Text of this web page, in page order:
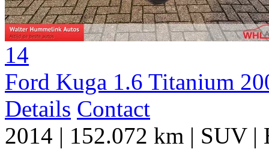
14
Ford Kuga 1.6 Titanium
Details Contact
2014 | 152.072 km | SUV|